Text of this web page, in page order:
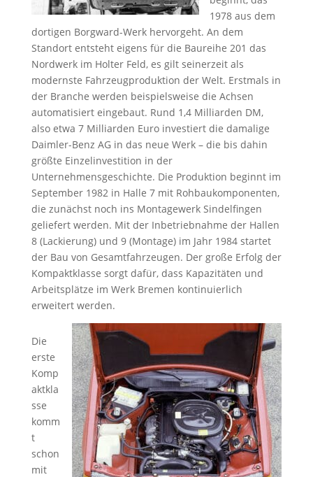
1978 aus dem
dortigen Borgward-Werk hervorgeht. An dem
Standort entsteht eigens für die Baureihe 201 das
Nordwerk im Holter Feld, es gilt seinerzeit als
modernste Fahrzeugproduktion der Welt. Erstmals in
der Branche werden beispielsweise die Achsen
automatisiert eingebaut. Rund 1,4 Milliarden DM,
also etwa 7 Milliarden Euro investiert die damalige
Daimler-Benz AG in das neue Werk – die bis dahin
größte Einzelinvestition in der
Unternehmensgeschichte. Die Produktion beginnt im
September 1982 in Halle 7 mit Rohbaukomponenten,
die zunächst noch ins Montagewerk Sindelfingen
geliefert werden. Mit der Inbetriebnahme der Hallen
8 (Lackierung) und 9 (Montage) im Jahr 1984 startet
der Bau von Gesamtfahrzeugen. Der große Erfolg der
Kompaktklasse sorgt dafür, dass Kapazitäten und
Arbeitsplätze im Werk Bremen kontinuierlich
erweitert werden.
Die
erste
Komp
aktkla
sse
komm
t
schon
mit